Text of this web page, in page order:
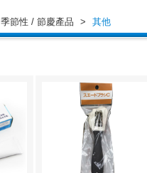
季節性 / 節慶產品 > 其他